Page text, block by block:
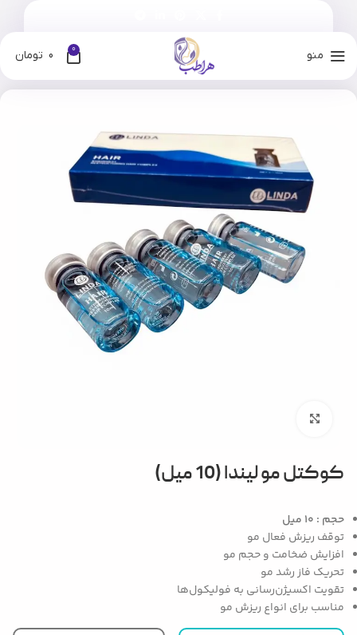
منو 0
0 تومان
کوکتل مو لیندا (10 میل)
حجم : 10 میل
توقف ریزش فعال مو
افزایش ضخامت و حجم مو
تحریک فاز رشد مو
تقویت اکسیژن‌رسانی به فولیکول‌ها
مناسب برای انواع ریزش مو